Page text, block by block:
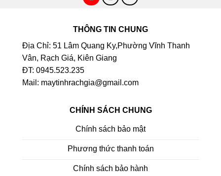
THÔNG TIN CHUNG
Địa Chỉ: 51 Lâm Quang Ky,Phường Vĩnh Thanh
Vân, Rạch Giá, Kiên Giang
ĐT: 0945.523.235
Mail: maytinhrachgia@gmail.com
CHÍNH SÁCH CHUNG
Chính sách bảo mật
Phương thức thanh toán
Chính sách bảo hành